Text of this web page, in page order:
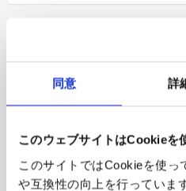
同意 詳
このウェブサイトはCookieを
このサイトではCookieを使っ
や互換性の向上を行っていま
Subscribe to the
here